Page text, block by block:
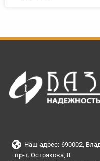
Наш адрес: 690002,
пр-т. Острякова, 8